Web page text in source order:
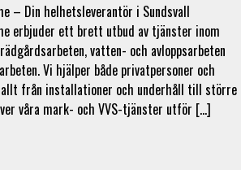
– Din helhetsleverantör i Sundsvall
erbjuder ett brett utbud av tjänster inom
vatten- och avloppsarbeten
Vi hjälper både privatpersoner och
från installationer och underhåll till större
våra mark- och VVS-tjänster utför […]